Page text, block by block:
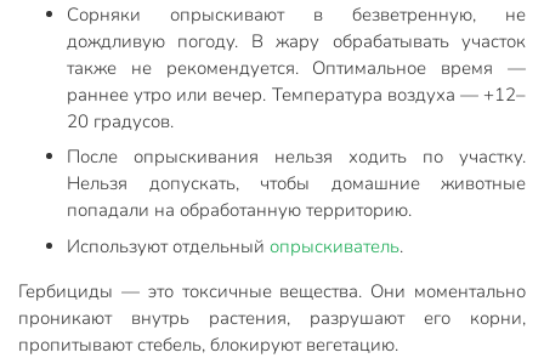
Сорняки опрыскивают в безветренную, не
дождливую погоду. В жару обрабатывать участок
также не рекомендуется. Оптимальное время —
раннее утро или вечер. Температура воздуха — +12–
20 градусов.
После опрыскивания нельзя ходить по участку.
Нельзя допускать, чтобы домашние животные
попадали на обработанную территорию.
Используют отдельный опрыскиватель.
Гербициды — это токсичные вещества. Они моментально
проникают внутрь растения, разрушают его корни,
пропитывают стебель, блокируют вегетацию.